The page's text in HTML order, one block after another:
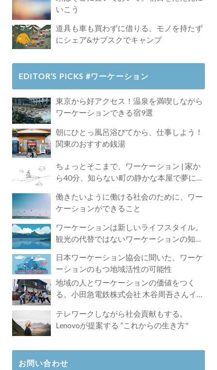
いこう
道具も車も買わずに借りる。モノを持たず
にシェア&サブスクでキャンプ
EDITOR’S PICKS #ワーケーション
東京から好アクセス！温泉を満喫しながら
ワーケーションできる宿9選
朝にひとっ風呂浴びてから、仕事しよう！
関東のおすすめ銭湯
ちょっとそこまで、ワーケーション | 家か
ら40分、知らない町の静かな本屋で夢に近
働きたいように働ける社会のために、ワー
ケーションができること
ワーケーションは新しいライフスタイル。
観光の代替ではないワーケーションの知ら
日本ワーケーション協会に聞いた、ワーケ
ーションのもつ地域活性の可能性
地域の人とワーケーションの価値をつく
る。小田急電鉄株式会社 木谷周吾さんイン
テレワークしながら社会貢献もする。
Lenovoが提案する ”これからの生き方"
お問い合わせ